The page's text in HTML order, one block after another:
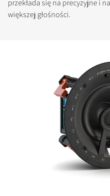
przekłada się na precyzyjne i
większej głośności.